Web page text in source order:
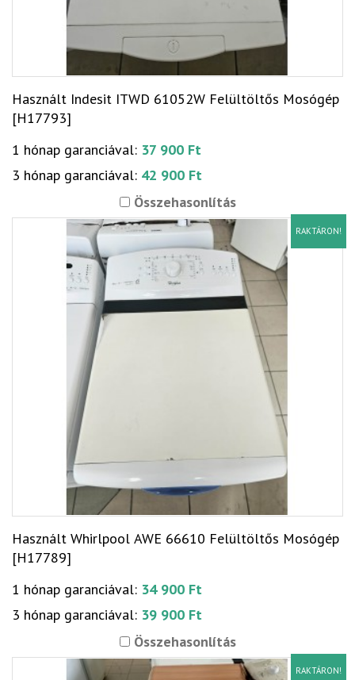
Használt Indesit ITWD 61052W Felültöltős Mosógép
[H17793]
1 hónap garanciával: 37 900 Ft
3 hónap garanciával: 42 900 Ft
Összehasonlítás
RAKTÁRON!
Használt Whirlpool AWE 66610 Felültöltős Mosógép
[H17789]
1 hónap garanciával: 34 900 Ft
3 hónap garanciával: 39 900 Ft
Összehasonlítás
RAKTÁRON!